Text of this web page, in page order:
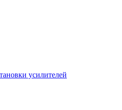
усилителей